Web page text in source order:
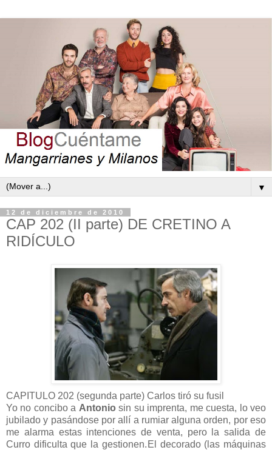
▼
12 de diciembre de 2010
CAP 202 (II parte) DE CRETINO A
RIDÍCULO
CAPITULO 202 (segunda parte) Carlos tiró su fusil
Yo no concibo a Antonio sin su imprenta, me cuesta, lo veo
jubilado y pasándose por allí a rumiar alguna orden, por eso
me alarma estas intenciones de venta, pero la salida de
Curro dificulta que la gestionen. El decorado (las máquinas